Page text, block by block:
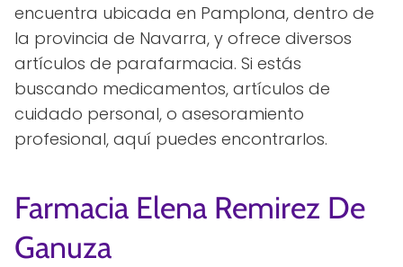
encuentra ubicada en Pamplona, dentro de
la provincia de Navarra, y ofrece diversos
artículos de parafarmacia. Si estás
buscando medicamentos, artículos de
cuidado personal, o asesoramiento
profesional, aquí puedes encontrarlos.
Farmacia Elena Remirez De
Ganuza